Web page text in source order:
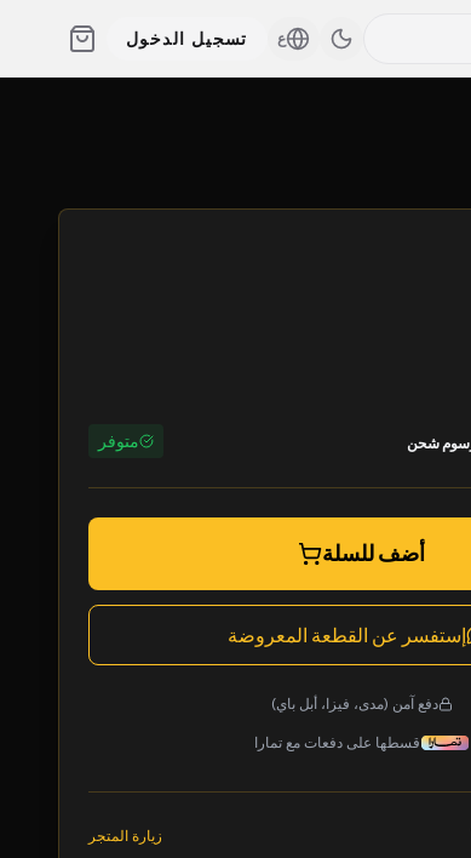
ع تسجيل الدخول
شحن متوفر
أضف للسلة
إستفسر عن القطعة المعروضة
دفع آمن (مدى، فيزا، أبل باي)
قسطها على دفعات مع تمارا
زيارة المتجر